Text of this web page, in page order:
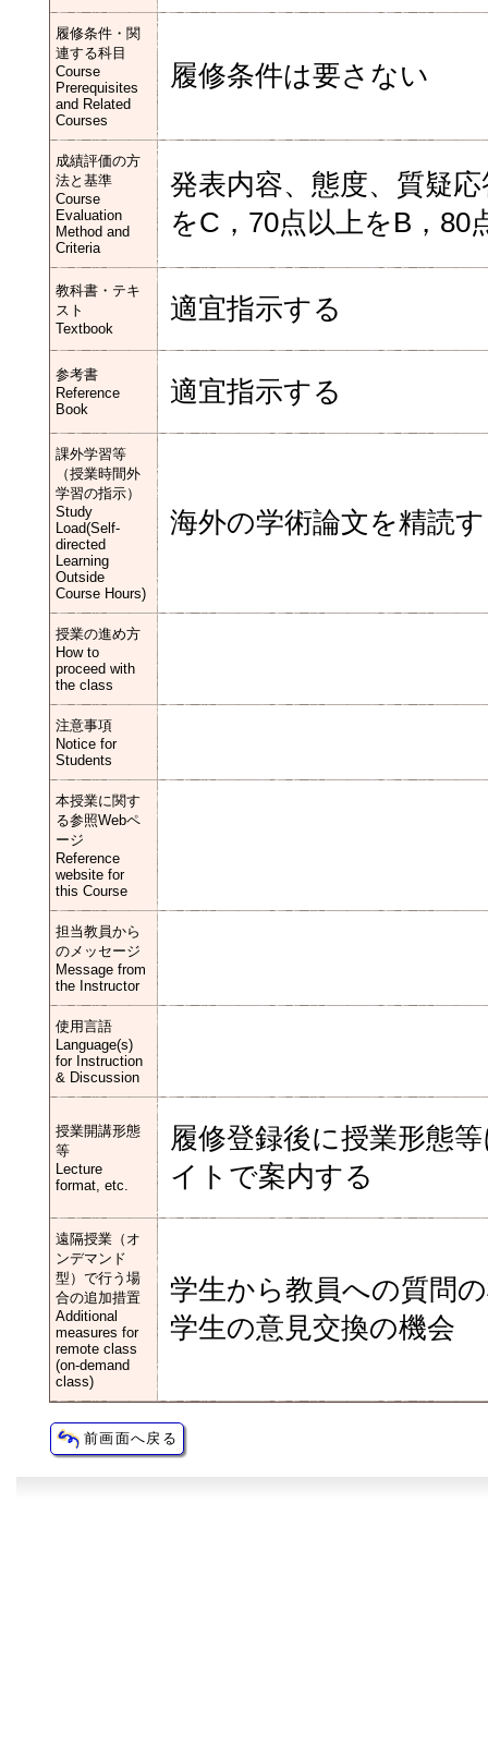
履修条件・関
連する科目
Course
Prerequisites
and Related
Courses
履修条件は要さない
成績評価の方
法と基準
Course
Evaluation
Method and
Criteria
発表内容、態度、質疑
をC，70点以上をB，80
教科書・テキ
スト
Textbook
適宜指示する
参考書
Reference
Book
適宜指示する
課外学習等
（授業時間外
学習の指示）
Study
Load(Self-
directed
Learning
Outside
Course Hours)
海外の学術論文を精読
授業の進め方
How to
proceed with
the class
注意事項
Notice for
Students
本授業に関す
る参照Webペ
ージ
Reference
website for
this Course
担当教員から
のメッセージ
Message from
the Instructor
使用言語
Language(s)
for Instruction
& Discussion
授業開講形態
等
Lecture
format, etc.
履修登録後に授業形態
イトで案内する
遠隔授業（オ
ンデマンド
型）で行う場
合の追加措置
Additional
measures for
remote class
(on-demand
class)
学生から教員への質問
学生の意見交換の機会